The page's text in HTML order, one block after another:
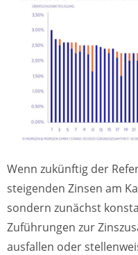
Wenn zukünftig der
steigenden Zinsen am
sondern zunächst
Zuführungen zur
ausfallen oder